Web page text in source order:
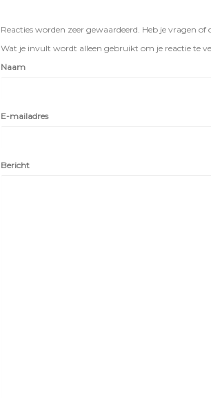
Reacties worden zeer gewaardeerd. Heb je vragen
Wat je invult wordt alleen gebruikt om je reactie te
Naam
E-mailadres
Bericht